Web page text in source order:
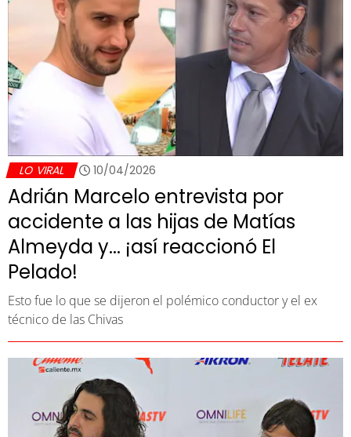
LO VIRAL 10/04/2026
Adrián Marcelo entrevista por
accidente a las hijas de Matías
Almeyda y... ¡así reaccionó El
Pelado!
Esto fue lo que se dijeron el polémico conductor y el ex
técnico de las Chivas